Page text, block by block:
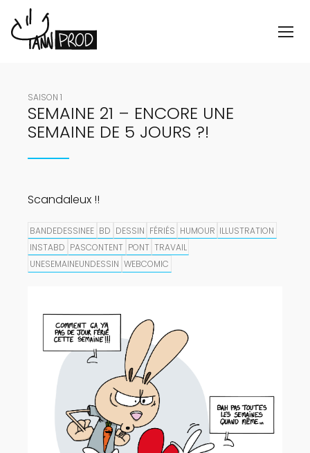
SAISON 1
SEMAINE 21 – ENCORE UNE
SEMAINE DE 5 JOURS ?!
Scandaleux !!
BANDEDESSINEE BD DESSIN FÉRIÉS HUMOUR ILLUSTRATION
INSTABD PASCONTENT PONT TRAVAIL
UNESEMAINEUNDESSIN WEBCOMIC